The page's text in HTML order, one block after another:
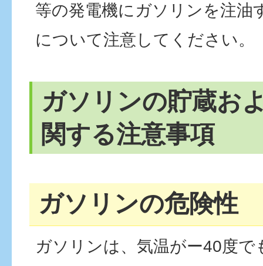
等の発電機にガソリンを注油
について注意してください。
ガソリンの貯蔵お
関する注意事項
ガソリンの危険性
ガソリンは、気温がー40度で